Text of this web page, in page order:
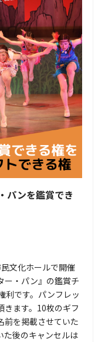
パンを鑑賞でき
文化ホールで開催
ー・パン』の鑑賞チ
利です。パンフレッ
きます。10枚のギフ
前を掲載させていた
後のキャンセルは